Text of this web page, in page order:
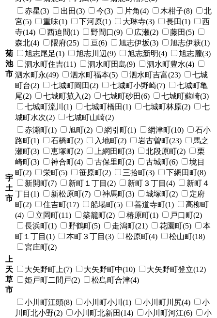
菊
池
市
赤星(3) 出田(3) 今(3) 片角(4) 木柑子(8)
北
宮(5)
重味(1) 下河原(1) 大琳寺(3) 長田(1)
西
寺(14)
西迫間(1) 野間口(9) 広瀬(2)
藤田(5)
森北(4)
隈府(25) 亘(6) 旭志伊坂(3)
旭志伊萩(1)
旭志尾足(1)
旭志川辺(9) 旭志新明(4)
旭志麓(3)
泗水町住吉(11)
泗水町田島(9)
泗水町豊水(4)
泗水町永(49)
泗水町福本(5) 泗水町吉富(23)
七城
町台(2)
七城町岡田(2) 七城町小野崎(7)
七城町亀
尾(2)
七城町菰入(2) 七城町砂田(6)
七城町蘇崎(3)
七城町流川(1)
七城町橋田(1) 七城町林原(2)
七
城町水次(2)
七城町山崎(2)
宇
土
市
赤瀬町(1) 旭町(2) 網引町(1) 網津町(10)
石小
路町(1)
石橋町(2) 入地町(2) 岩古曽町(23)
馬之
瀬町(3)
恵塚町(2) 上網田町(3) 北段原町(2)
栗
崎町(3)
神合町(4) 古保里町(2) 古城町(6)
境目
町(2)
栄町(5) 笹原町(2) 三拾町(3)
下網田町(8)
新開町(7)
新町１丁目(2) 新町３丁目(4)
新町４
丁目(1)
新松原町(7) 神馬町(3) 城塚町(2)
定府
町(2)
住吉町(17) 船場町(5) 善道寺町(1)
高柳町
(4)
立岡町(11) 築籠町(2) 椿原町(1)
戸口町(2)
長浜町(1)
野鶴町(5) 走潟町(21) 花園町(5)
本
町１丁目(1)
本町３丁目(3) 松原町(4)
松山町(18)
宮庄町(2)
上
天
草
市
大矢野町上(7) 大矢野町中(10)
大矢野町登立(12)
姫戸町二間戸(2)
松島町合津(4)
小川町江頭(8) 小川町小川(1) 小川町川尻(4)
小
川町北小野(2)
小川町北新田(14) 小川町河江(6)
小